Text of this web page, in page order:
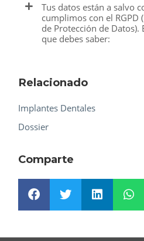
Tus datos están a salvo
cumplimos con el RGPD
de Protección de Datos).
que debes saber:
Relacionado
Implantes Dentales
Dossier
Comparte